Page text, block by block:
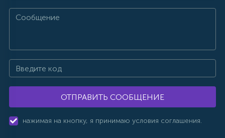
ОТПРАВИТЬ СООБЩЕНИЕ
нажимая на кнопку, я принимаю условия соглашения.